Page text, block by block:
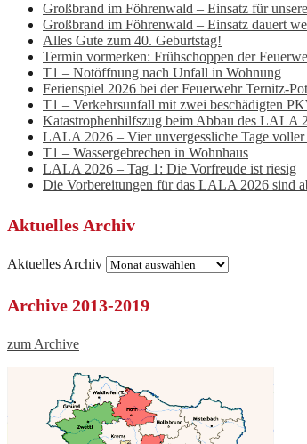
Großbrand im Föhrenwald – Einsatz für
Großbrand im Föhrenwald – Einsatz dauert
Alles Gute zum 40. Geburtstag!
Termin vormerken: Frühschoppen der
T1 – Notöffnung nach Unfall in Wohnung
Ferienspiel 2026 bei der Feuerwehr Ternitz-
T1 – Verkehrsunfall mit zwei beschädigten
Katastrophenhilfszug beim Abbau des LALA
LALA 2026 – Vier unvergessliche Tage
T1 – Wassergebrechen in Wohnhaus
LALA 2026 – Tag 1: Die Vorfreude ist riesig
Die Vorbereitungen für das LALA 2026 sind
Aktuelles Archiv
Aktuelles Archiv
Archive 2013-2019
zum Archive